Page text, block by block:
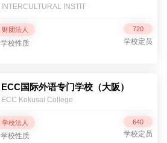
INTERCULTURAL INSTIT
财团法人
学校性质
720
学校定员
ECC国际外语专门学校（大阪）
ECC Kokusai College
学校法人
学校性质
640
学校定员